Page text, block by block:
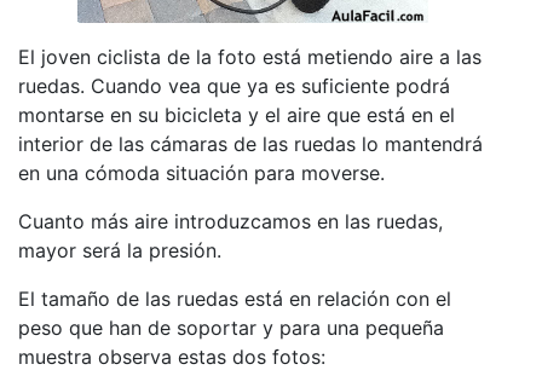
El joven ciclista de la foto está metiendo aire a las
ruedas. Cuando vea que ya es suficiente podrá
montarse en su bicicleta y el aire que está en el
interior de las cámaras de las ruedas lo mantendrá
en una cómoda situación para moverse.
Cuanto más aire introduzcamos en las ruedas,
mayor será la presión.
El tamaño de las ruedas está en relación con el
peso que han de soportar y para una pequeña
muestra observa estas dos fotos: